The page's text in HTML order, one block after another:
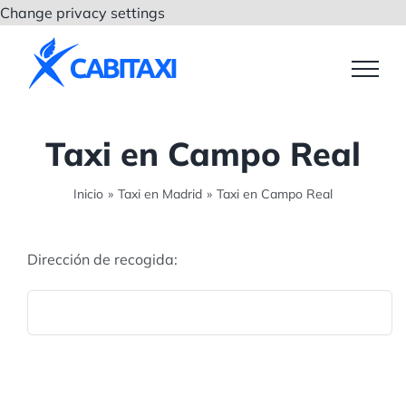
Change privacy settings
contenido
Taxi en Campo Real
Inicio » Taxi en Madrid » Taxi en Campo Real
Dirección de recogida: